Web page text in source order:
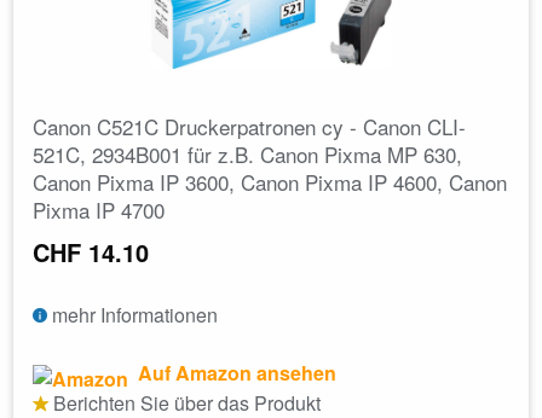
Canon C521C Druckerpatronen cy - Canon CLI-
521C, 2934B001 für z.B. Canon Pixma MP 630,
Canon Pixma IP 3600, Canon Pixma IP 4600, Canon
Pixma IP 4700
CHF 14.10
mehr Informationen
Auf Amazon ansehen
Berichten Sie über das Produkt